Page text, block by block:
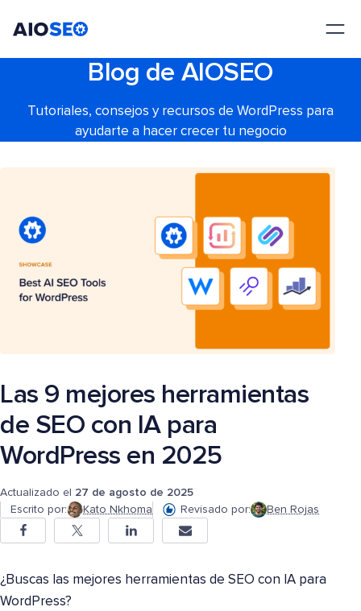
Blog de AIOSEO
Tutoriales, consejos y recursos de WordPress para
ayudarte a hacer crecer tu negocio
Las 9 mejores herramientas
de SEO con IA para
WordPress en 2025
Actualizado el 27 de agosto de 2025
Escrito por:
Kato Nkhoma Revisado por: Ben Rojas
¿Buscas las mejores herramientas de SEO con IA para
WordPress?